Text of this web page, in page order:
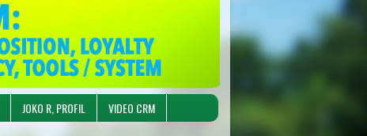
JOKO R, PROFIL VIDEO CRM